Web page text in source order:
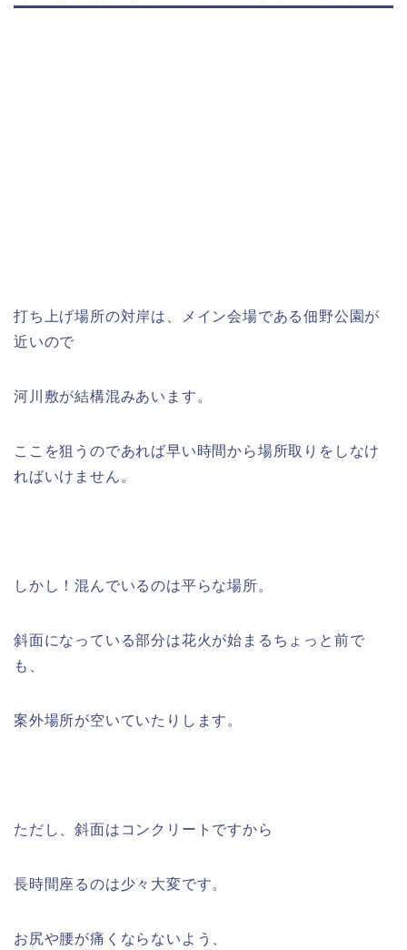
打ち上げ場所の対岸は、メイン会場である佃野公園が
近いので
河川敷が結構混みあいます。
ここを狙うのであれば早い時間から場所取りをしなけ
ればいけません。
しかし！混んでいるのは平らな場所。
斜面になっている部分は花火が始まるちょっと前で
も、
案外場所が空いていたりします。
ただし、斜面はコンクリートですから
長時間座るのは少々大変です。
お尻や腰が痛くならないよう、